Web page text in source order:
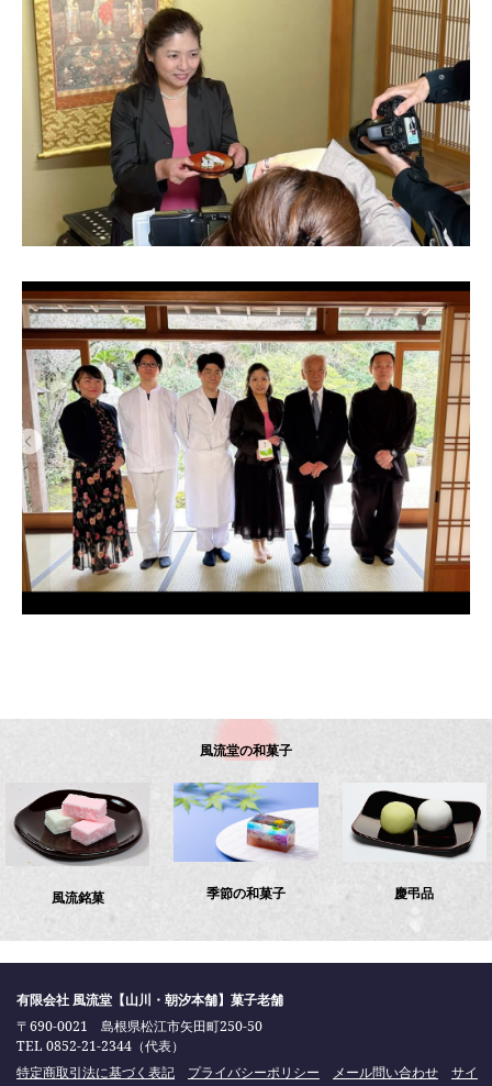
風流堂の和菓子
風流銘菓 季節の和菓子 慶弔品
有限会社 風流堂【山川・朝汐本舗】菓子老舗
〒690-0021 島根県松江市矢田町250-50
TEL 0852-21-2344（代表）
特定商取引法に基づく表記
プライバシーポリシー メール問い合わせ
サイ